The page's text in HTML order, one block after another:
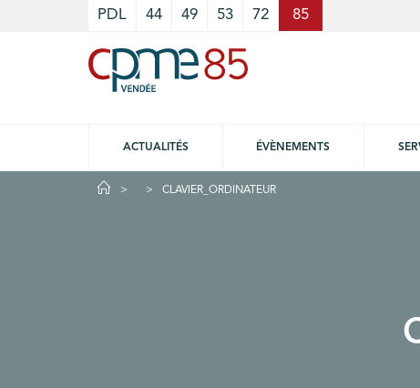
PDL 44 49 53 72 85
ACTUALITÉS ÉVÈNEMENTS
CLAVIER_ORDINATEUR
Cookies management panel